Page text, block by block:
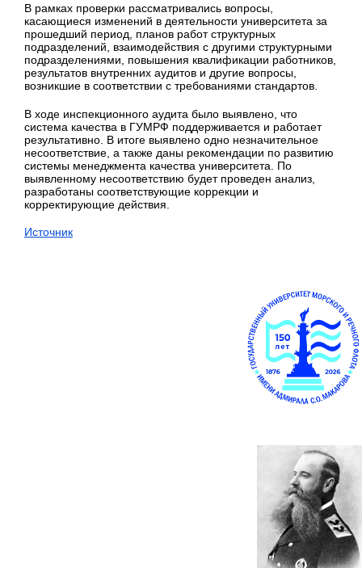
В рамках проверки рассматривались вопросы,
касающиеся изменений в деятельности университета за
прошедший период, планов работ структурных
подразделений, взаимодействия с другими структурными
подразделениями, повышения квалификации работников,
результатов внутренних аудитов и другие вопросы,
возникшие в соответствии с требованиями стандартов.
В ходе инспекционного аудита было выявлено, что
система качества в ГУМРФ поддерживается и работает
результативно. В итоге выявлено одно незначительное
несоответствие, а также даны рекомендации по развитию
системы менеджмента качества университета. По
выявленному несоответствию будет проведен анализ,
разработаны соответствующие коррекции и
корректирующие действия.
Источник